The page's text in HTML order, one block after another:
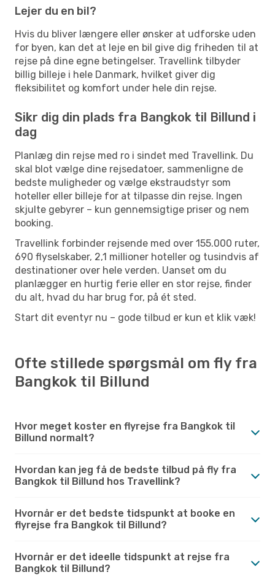
Lejer du en bil?
Hvis du bliver længere eller ønsker at udforske uden
for byen, kan det at leje en bil give dig friheden til at
rejse på dine egne betingelser. Travellink tilbyder
billig billeje i hele Danmark, hvilket giver dig
fleksibilitet og komfort under hele din rejse.
Sikr dig din plads fra Bangkok til Billund i
dag
Planlæg din rejse med ro i sindet med Travellink. Du
skal blot vælge dine rejsedatoer, sammenligne de
bedste muligheder og vælge ekstraudstyr som
hoteller eller billeje for at tilpasse din rejse. Ingen
skjulte gebyrer – kun gennemsigtige priser og nem
booking.
Travellink forbinder rejsende med over 155.000 ruter,
690 flyselskaber, 2,1 millioner hoteller og tusindvis af
destinationer over hele verden. Uanset om du
planlægger en hurtig ferie eller en stor rejse, finder
du alt, hvad du har brug for, på ét sted.
Start dit eventyr nu – gode tilbud er kun et klik væk!
Ofte stillede spørgsmål om fly fra
Bangkok til Billund
Hvor meget koster en flyrejse fra Bangkok til
Billund normalt?
Hvordan kan jeg få de bedste tilbud på fly fra
Bangkok til Billund hos Travellink?
Hvornår er det bedste tidspunkt at booke en
flyrejse fra Bangkok til Billund?
Hvornår er det ideelle tidspunkt at rejse fra
Bangkok til Billund?